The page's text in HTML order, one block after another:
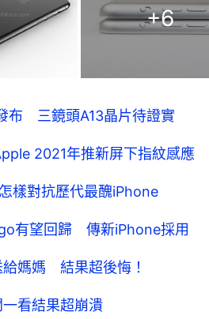
+6
布 三鏡頭A13晶片待證實
2021年推新屏下指紋感應
樣對抗歷代最醜iPhone
有望回歸 傳新iPhone採用
給媽媽 結果超後悔！
看結果超崩潰